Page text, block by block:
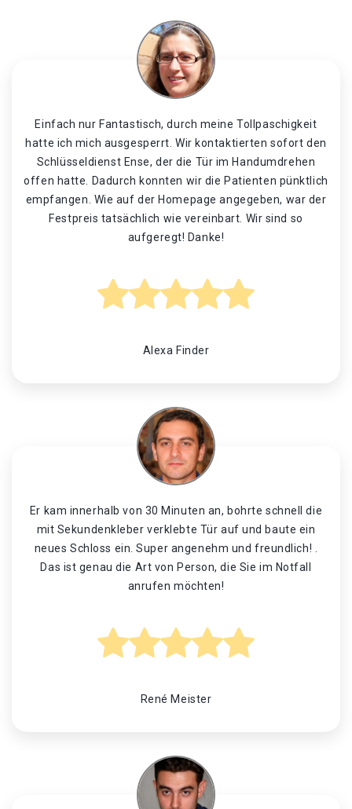
Einfach nur Fantastisch, durch meine Tollpaschigkeit
hatte ich mich ausgesperrt. Wir kontaktierten sofort den
Schlüsseldienst Ense, der die Tür im Handumdrehen
offen hatte. Dadurch konnten wir die Patienten pünktlich
empfangen. Wie auf der Homepage angegeben, war der
Festpreis tatsächlich wie vereinbart. Wir sind so
aufgeregt! Danke!
Alexa Finder
Er kam innerhalb von 30 Minuten an, bohrte schnell die
mit Sekundenkleber verklebte Tür auf und baute ein
neues Schloss ein. Super angenehm und freundlich! .
Das ist genau die Art von Person, die Sie im Notfall
anrufen möchten!
René Meister